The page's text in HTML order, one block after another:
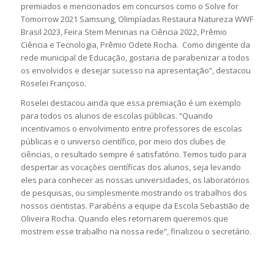
premiados e mencionados em concursos como o Solve for
Tomorrow 2021 Samsung, Olimpíadas Restaura Natureza WWF
Brasil 2023, Feira Stem Meninas na Ciência 2022, Prêmio
Ciência e Tecnologia, Prêmio Odete Rocha. Como dirigente da
rede municipal de Educação, gostaria de parabenizar a todos
os envolvidos e desejar sucesso na apresentação”, destacou
Roselei Françoso.
Roselei destacou ainda que essa premiação é um exemplo
para todos os alunos de escolas públicas. “Quando
incentivamos o envolvimento entre professores de escolas
públicas e o universo científico, por meio dos clubes de
ciências, o resultado sempre é satisfatório. Temos tudo para
despertar as vocações científicas dos alunos, seja levando
eles para conhecer as nossas universidades, os laboratórios
de pesquisas, ou simplesmente mostrando os trabalhos dos
nossos cientistas. Parabéns a equipe da Escola Sebastião de
Oliveira Rocha. Quando eles retornarem queremos que
mostrem esse trabalho na nossa rede”, finalizou o secretário.